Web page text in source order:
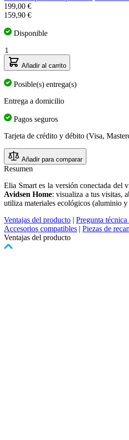
199,00 €
159,90 €
Disponible
Cantidad
Añadir al carrito
Posible(s) entrega(s)
Entrega a domicilio
Pagos seguros
Tarjeta de crédito y débito (Visa,
Añadir para comparar
Resumen
Elia Smart es la versión conectada del
Avidsen Home: visualiza a tus visitas,
utiliza materiales ecológicos (aluminio y
Ventajas del producto | Pregunta
Accesorios compatibles | Piezas de
Ventajas del producto